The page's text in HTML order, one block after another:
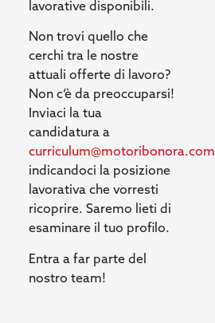
lavorative disponibili.
Non trovi quello che
cerchi tra le nostre
attuali offerte di lavoro?
Non c’è da preoccuparsi!
Inviaci la tua
candidatura a
curriculum@motoribonora.com
indicandoci la posizione
lavorativa che vorresti
ricoprire. Saremo lieti di
esaminare il tuo profilo.
Entra a far parte del
nostro team!